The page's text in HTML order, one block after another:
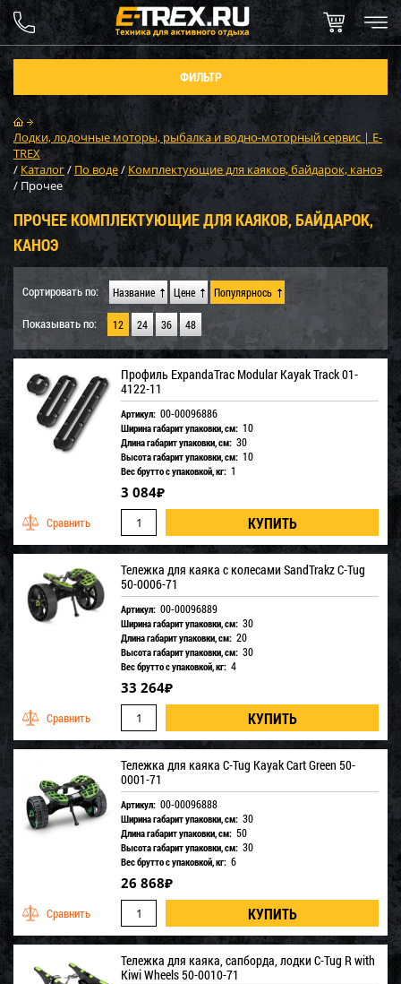
ФИЛЬТР
Лодки, лодочные моторы, рыбалка и водно-моторный сервис | E-
TREX
/Каталог/ По воде/ Комплектующие для каяков, байдарок, каноэ
/ Прочее
ПРОЧЕЕ КОМПЛЕКТУЮЩИЕ ДЛЯ КАЯКОВ, БАЙДАРОК,
КАНОЭ
Сортировать по: Название Цене Популярнось
Показывать по: 12 24 36 48
Профиль ExpandaTrac Modular Kayak Track 01-
4122-11
Артикул: 00-00096886
Ширина габарит упаковки, см: 10
Длина габарит упаковки, см: 30
Высота габарит упаковки, см: 10
Вес брутто с упаковкой, кг: 1
3 084₽
Тележка для каяка с колесами SandTrakz C-Tug
50-0006-71
Артикул: 00-00096889
Ширина габарит упаковки, см: 30
Длина габарит упаковки, см: 20
Высота габарит упаковки, см: 30
Вес брутто с упаковкой, кг: 4
33 264₽
Тележка для каяка C-Tug Kayak Cart Green 50-
0001-71
Артикул: 00-00096888
Ширина габарит упаковки, см: 30
Длина габарит упаковки, см: 50
Высота габарит упаковки, см: 30
Вес брутто с упаковкой, кг: 6
26 868₽
Тележка для каяка, сапборда, лодки C-Tug R with
Kiwi Wheels 50-0010-71